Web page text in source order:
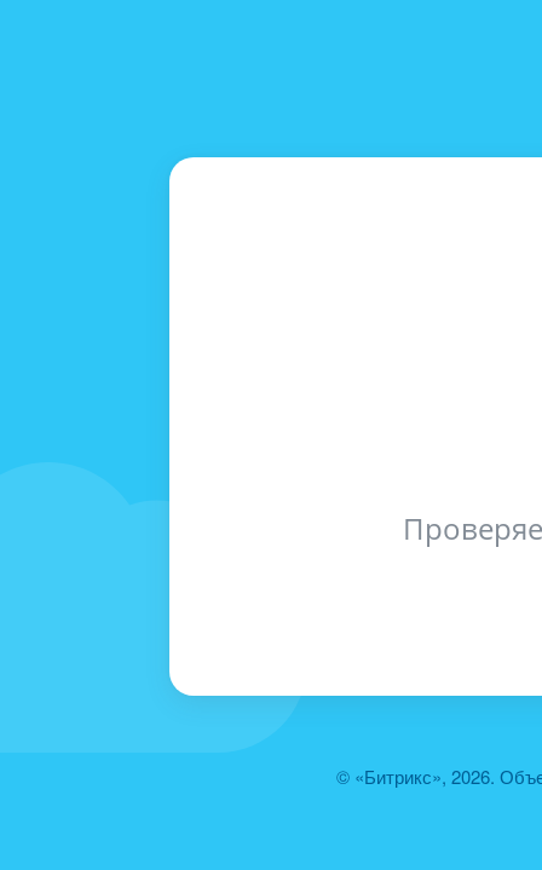
© «Битрикс», 2026.